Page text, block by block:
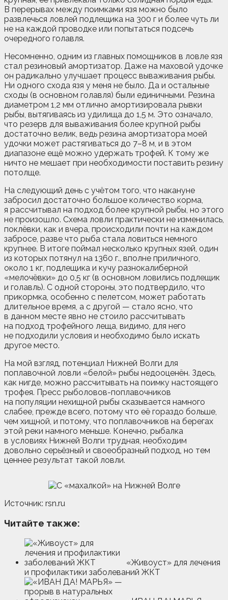
В перерывах между поимками язя можно было
развлечься ловлей подлещика на 300 г и более чуть ли
не на каждой проводке или попытаться подсечь
очередного голавля.
Несомненно, одним из главных помощников в ловле язя
стал резиновый амортизатор. Даже на маховой удочке
он радикально улучшает процесс вываживания рыбы.
Ни одного схода язя у меня не было. Да и остальные
сходы (в основном голавля) были единичными. Резина
диаметром 1,2 мм отлично амортизировала рывки
рыбы, вытягиваясь из удилища до 1,5 м. Это означало,
что резерв для вываживания более крупной рыбы
достаточно велик, ведь резина амортизатора моей
удочки может растягиваться до 7–8 м, и в этом
диапазоне ещё можно удержать трофей. К тому же
ничто не мешает при необходимости поставить резину
потолще.
На следующий день с учётом того, что накануне
забросил достаточно большое количество корма,
я рассчитывал на подход более крупной рыбы, но этого
не произошло. Схема ловли практически не изменилась,
поклёвки, как и вчера, происходили почти на каждом
забросе, разве что рыба стала ловиться немного
крупнее. В итоге поймал несколько крупных язей, один
из которых потянул на 1360 г., вполне приличного,
около 1 кг, подлещика и кучу разнокалиберной
«мелочёвки» до 0,5 кг (в основном ловились подлещик
и голавль). С одной стороны, это подтвердило, что
прикормка, особенно с пелетсом, может работать
длительное время, а с другой — стало ясно, что
в данном месте явно не стоило рассчитывать
на подход трофейного леща, видимо, для него
не подходили условия и необходимо было искать
другое место.
На мой взгляд, потенциал Нижней Волги для
поплавочной ловли «белой» рыбы недооценён. Здесь,
как нигде, можно рассчитывать на поимку настоящего
трофея. Пресс рыболовов-поплавочников
на популяции нехищной рыбы сказывается намного
слабее, прежде всего, потому что её гораздо больше,
чем хищной, и потому, что поплавочников на берегах
этой реки намного меньше. Конечно, рыбалка
в условиях Нижней Волги трудная, необходим
довольно серьёзный и своеобразный подход, но тем
ценнее результат такой ловли.
Источник: rsn.ru
Читайте также:
«Живоуст» для лечения
и профилактики заболеваний ЖКТ